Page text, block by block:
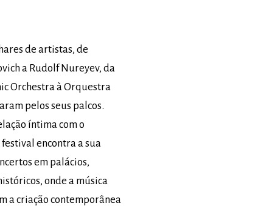
de artistas, de
a Rudolf Nureyev, da
Orchestra à Orquestra
pelos seus palcos.
íntima com o
encontra a sua
em palácios,
onde a música
a criação contemporânea